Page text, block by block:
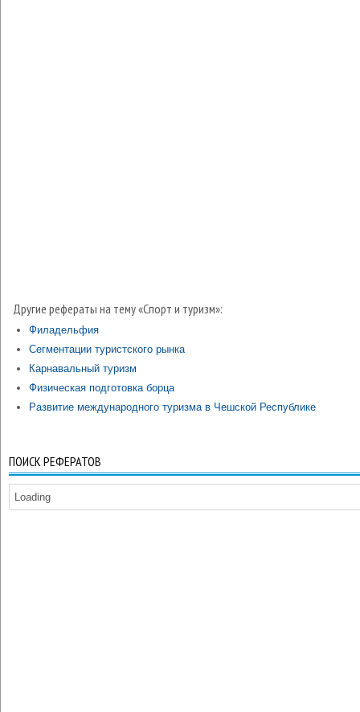
Другие рефераты на тему «Спорт и туризм»:
Филадельфия
Сегментации туристского рынка
Карнавальный туризм
Физическая подготовка борца
Развитие международного туризма в Чешской Республике
ПОИСК РЕФЕРАТОВ
Loading